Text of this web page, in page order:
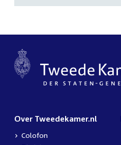
Over Tweedekamer.nl
Colofon